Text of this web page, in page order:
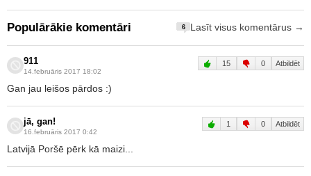
Populārākie komentāri 6 Lasīt visus komentārus →
911
14.februāris 2017 18:02
15 0 Atbildēt
Gan jau leišos pārdos :)
jā, gan!
16.februāris 2017 0:42
1 0 Atbildēt
Latvijā Poršē pērk kā maizi...